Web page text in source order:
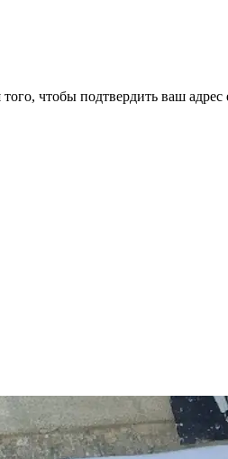
чтобы подтвердить ваш